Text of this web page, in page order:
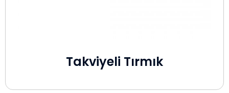
Takviyeli Tırmık